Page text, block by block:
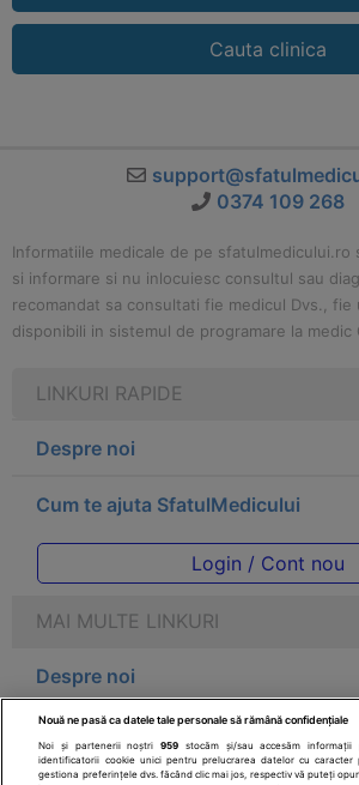
Cauta clinica
0374 109 268
Informatiile medicale de pe
si informare si nu inlocuiesc consultul sau
recomandat sa consultati fie medicul Dvs., fie
disponibili in sistemul de programare la medic
LINKURI RAPIDE
Despre noi
Cum te ajuta SfatulMedicului
Login / Cont nou
MAI MULTE LINKURI
Despre noi
Legal
Nouă ne pasă ca datele tale personale să rămână confidențiale
Noi și partenerii noștri959 stocăm și/sau accesăm informații
identificatorii cookie unici pentru prelucrarea datelor cu caracter
gestiona preferințele dvs. făcând clic mai jos, respectiv vă puteți